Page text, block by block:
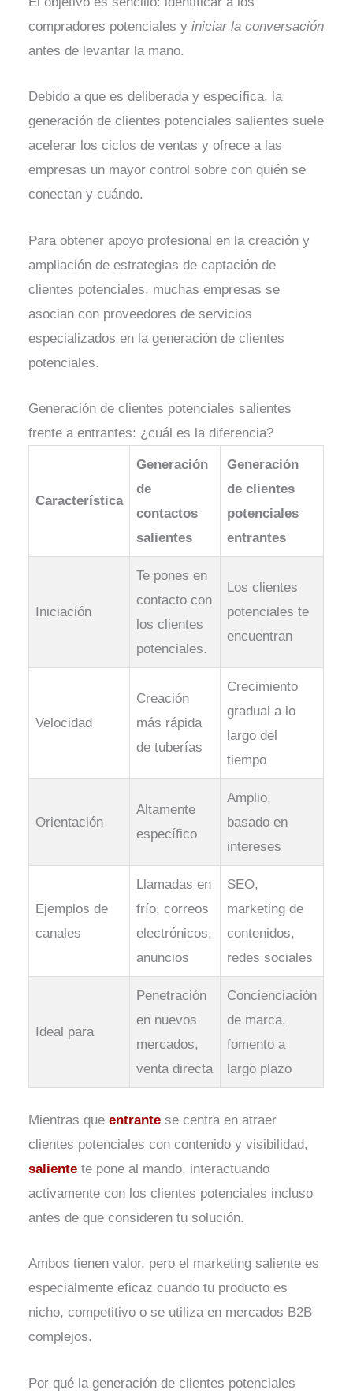
compradores potenciales yiniciar la conversación
antes de levantar la mano.
Debido a que es deliberada y específica, la
generación de clientes potenciales salientes suele
acelerar los ciclos de ventas y ofrece a las
empresas un mayor control sobre con quién se
conectan y cuándo.
Para obtener apoyo profesional en la creación y
ampliación de estrategias de captación de
clientes potenciales, muchas empresas se
asocian con proveedores de servicios
especializados en la generación de clientes
potenciales.
Generación de clientes potenciales salientes
frente a entrantes: ¿cuál es la diferencia?
Característica
Generación
de
contactos
salientes
Generación
de clientes
potenciales
entrantes
Iniciación
Te pones en
contacto con
los clientes
potenciales.
Los clientes
potenciales te
encuentran
Velocidad
Creación
más rápida
de tuberías
Crecimiento
gradual a lo
largo del
tiempo
Orientación
Altamente
específico
Amplio,
basado en
intereses
Ejemplos de
canales
Llamadas en
frío, correos
electrónicos,
anuncios
SEO,
marketing de
contenidos,
redes sociales
Ideal para
Penetración
en nuevos
mercados,
venta directa
Concienciación
de marca,
fomento a
largo plazo
Mientras queentrante se centra en atraer
clientes potenciales con contenido y visibilidad,
saliente te pone al mando, interactuando
activamente con los clientes potenciales incluso
antes de que consideren tu solución.
Ambos tienen valor, pero el marketing saliente es
especialmente eficaz cuando tu producto es
nicho, competitivo o se utiliza en mercados B2B
complejos.
Por qué la generación de clientes potenciales